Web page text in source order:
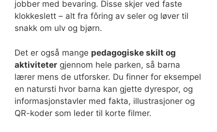
jobber med bevaring. Disse skjer ved faste
klokkeslett – alt fra fôring av seler og løver til
snakk om ulv og bjørn.
Det er også mange pedagogiske skilt og
aktiviteter gjennom hele parken, så barna
lærer mens de utforsker. Du finner for eksempel
en natursti hvor barna kan gjette dyrespor, og
informasjonstavler med fakta, illustrasjoner og
QR-koder som leder til korte filmer.